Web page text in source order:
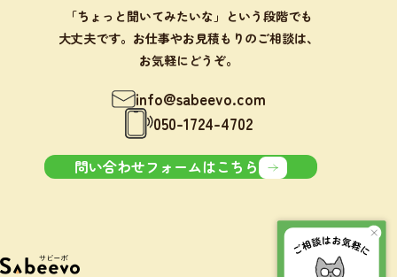
「ちょっと聞いてみたいな」という段階でも
大丈夫です。お仕事やお見積もりのご相談は、
お気軽にどうぞ。
info@sabeevo.com
050-1724-4702
問い合わせフォームはこちら